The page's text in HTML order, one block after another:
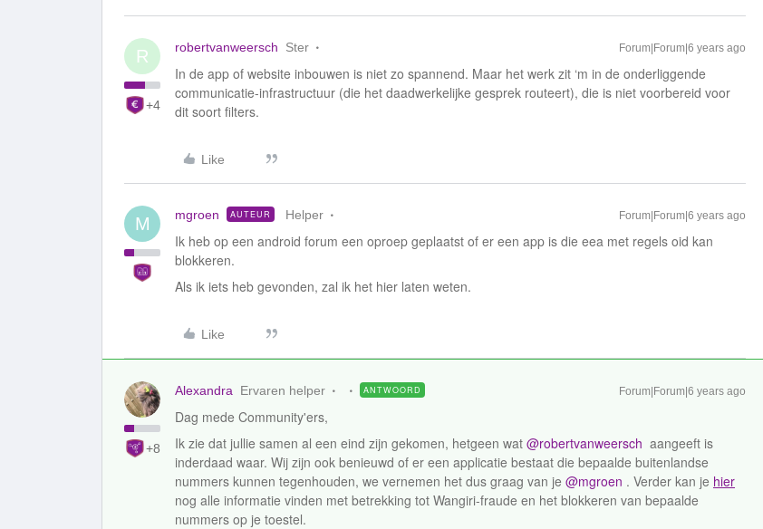
R
+4
robertvanweersch Ster Forum|Forum|6 years ago
In de app of website inbouwen is niet zo spannend. Maar het werk zit ‘m in de onderliggende
communicatie-infrastructuur (die het daadwerkelijke gesprek routeert), die is niet voorbereid voor
dit soort filters.
Like
M mgroen AUTEUR Helper Forum|Forum|6 years ago
Ik heb op een android forum een oproep geplaatst of er een app is die eea met regels oid kan
blokkeren.
Als ik iets heb gevonden, zal ik het hier laten weten.
Like
+8
Alexandra Ervaren helper ANTWOORD Forum|Forum|6 years ago
Dag mede Community'ers,
Ik zie dat jullie samen al een eind zijn gekomen, hetgeen wat @robertvanweersch aangeeft is
inderdaad waar. Wij zijn ook benieuwd of er een applicatie bestaat die bepaalde buitenlandse
nummers kunnen tegenhouden, we vernemen het dus graag van je @mgroen . Verder kan je hier
nog alle informatie vinden met betrekking tot Wangiri-fraude en het blokkeren van bepaalde
nummers op je toestel.